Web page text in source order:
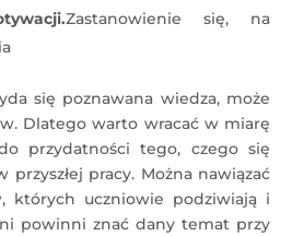
Zastanowienie się, na
się poznawana wiedza, może
Dlatego warto wracać w miarę
przydatności tego, czego się
przyszłej pracy. Można nawiązać
których uczniowie podziwiają i
powinni znać dany temat przy